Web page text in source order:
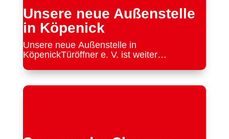
Unsere neue Außenstelle
in Köpenick
Unsere neue Außenstelle in
KöpenickTüröffner e. V. ist weiter
gewachsen: Seit Kurzem nutzen wir
zusätzlich unsere neue Außenstelle in der
Bahnhofstraße 13 (Eingang